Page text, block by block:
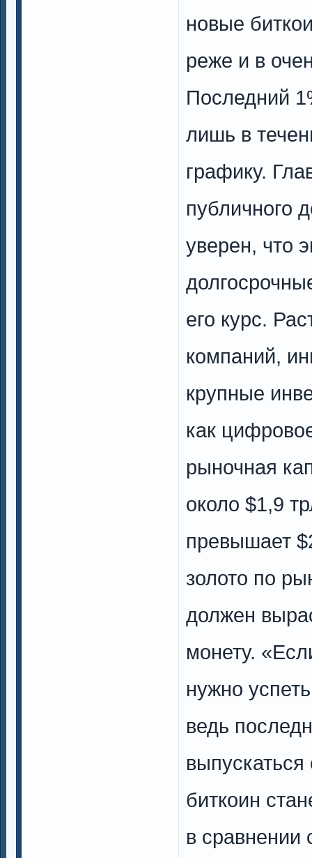
новые
реже и в
Последний
лишь в
графику.
публичного
уверен, что
его курс.
компаний,
крупные
как
рыночная
около $1,9
превышает
золото по
должен
монету.
нужно
ведь
биткоин
в